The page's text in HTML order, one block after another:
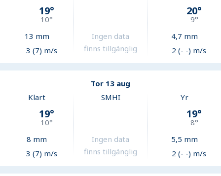
19°
10°
13 mm
3 (7) m/s
Ingen data
finns tillgänglig
20°
9°
4,7 mm
2 (- -) m/s
Tor 13 aug
Klart
19°
10°
8 mm
3 (7) m/s
SMHI
Ingen data
finns tillgänglig
Yr
19°
8°
5,5 mm
2 (- -) m/s